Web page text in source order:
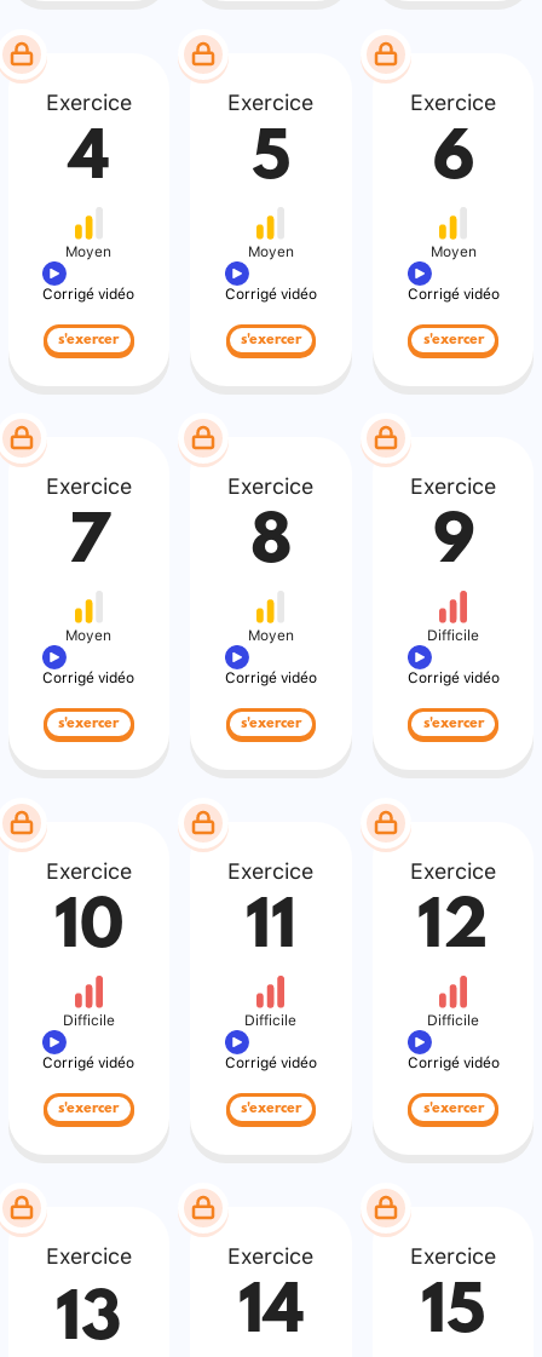
Exercice
4
Moyen
Corrigé vidéo
s'exercer
Exercice
5
Moyen
Corrigé vidéo
s'exercer
Exercice
6
Moyen
Corrigé vidéo
s'exercer
Exercice
7
Moyen
Corrigé vidéo
s'exercer
Exercice
8
Moyen
Corrigé vidéo
s'exercer
Exercice
9
Difficile
Corrigé vidéo
s'exercer
Exercice
10
Difficile
Corrigé vidéo
s'exercer
Exercice
11
Difficile
Corrigé vidéo
s'exercer
Exercice
12
Difficile
Corrigé vidéo
s'exercer
Exercice
13
Exercice
14
Exercice
15